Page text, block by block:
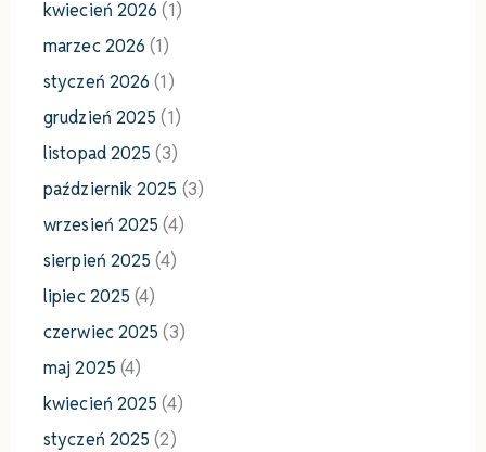
kwiecień 2026 (1)
marzec 2026 (1)
styczeń 2026 (1)
grudzień 2025 (1)
listopad 2025 (3)
październik 2025 (3)
wrzesień 2025 (4)
sierpień 2025 (4)
lipiec 2025 (4)
czerwiec 2025 (3)
maj 2025 (4)
kwiecień 2025 (4)
styczeń 2025 (2)